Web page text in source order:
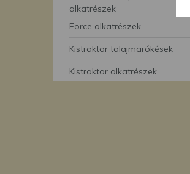
alkatrészek
Force alkatrészek
Kistraktor talajmarókések
Kistraktor alkatrészek